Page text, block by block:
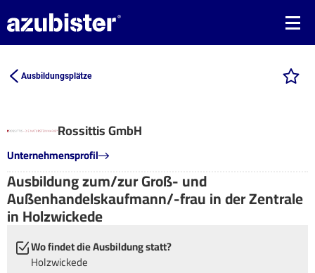
Ausbildungsplätze
Rossittis GmbH
Unternehmensprofil
Ausbildung zum/zur Groß- und
Außenhandelskaufmann/-frau in der Zentrale
in Holzwickede
Wo findet die Ausbildung statt?
Holzwickede